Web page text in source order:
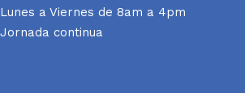
Lunes a Viernes de 8am a 4pm
Jornada continua